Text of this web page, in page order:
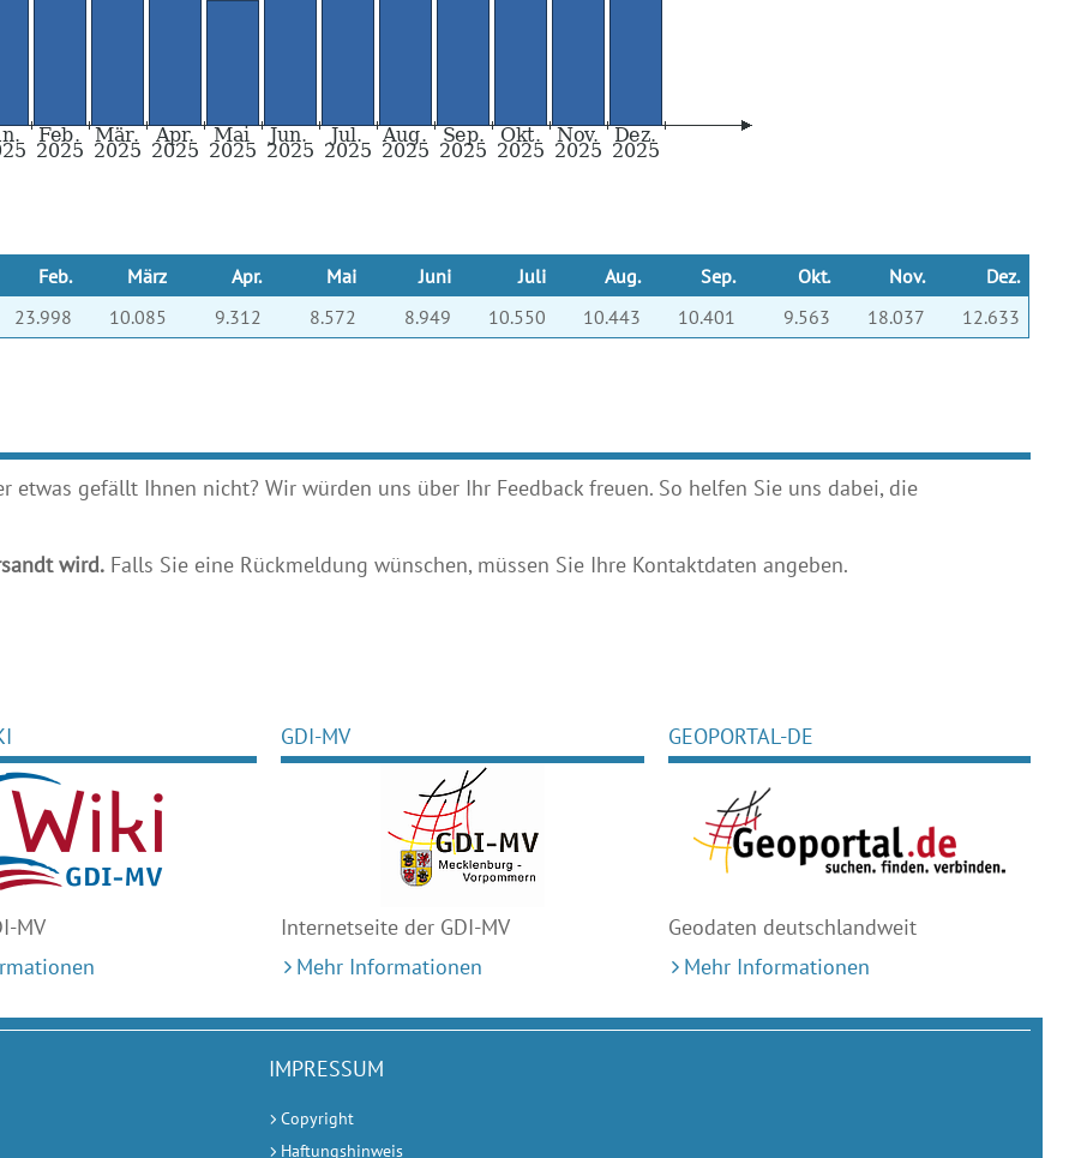
Feb. März Apr. Mai Juni Juli Aug. Sep. Okt. Nov.
Dez.
23.998
10.085 9.312 8.572 8.949 10.550 10.443 10.401 9.563 18.037 12.633
etwas gefällt Ihnen nicht? Wir würden uns über Ihr Feedback freuen. So helfen Sie uns dabei, die
wird.Falls Sie eine Rückmeldung wünschen, müssen Sie Ihre Kontaktdaten angeben.
MV
GDI-MV
Internetseite der GDI-MV
Mehr Informationen
GEOPORTAL-DE
Geodaten deutschlandweit
Mehr Informationen
IMPRESSUM
Copyright
Haftungshinweis